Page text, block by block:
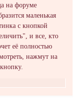
на форуме
маленькая
с кнопкой
и все, кто
её полностью
нажмут на